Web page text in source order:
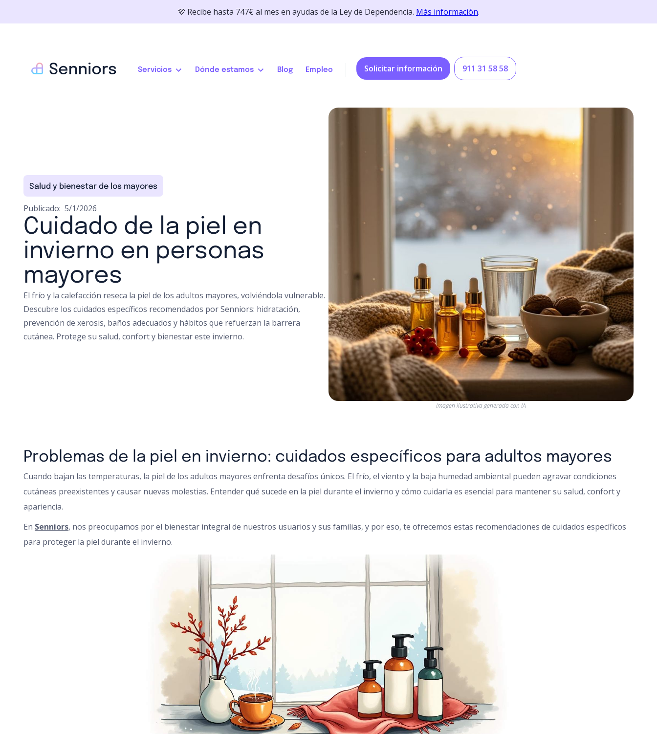
💜 Recibe hasta 747€ al mes en ayudas de la Ley de Dependencia. Más información.
Servicios Dónde estamos Blog Empleo Solicitar información 911 31 58 58
Salud y bienestar de los mayores
Publicado: 5/1/2026
Cuidado de la piel en
invierno en personas
mayores
El frío y la calefacción reseca la piel de los adultos mayores, volviéndola vulnerable.
Descubre los cuidados específicos recomendados por Senniors: hidratación,
prevención de xerosis, baños adecuados y hábitos que refuerzan la barrera
cutánea. Protege su salud, confort y bienestar este invierno.
Imagen ilustrativa generada con IA
Problemas de la piel en invierno: cuidados específicos para adultos mayores
Cuando bajan las temperaturas, la piel de los adultos mayores enfrenta desafíos únicos. El frío, el viento y la baja humedad ambiental pueden agravar condiciones
cutáneas preexistentes y causar nuevas molestias. Entender qué sucede en la piel durante el invierno y cómo cuidarla es esencial para mantener su salud, confort y
apariencia.
En Senniors, nos preocupamos por el bienestar integral de nuestros usuarios y sus familias, y por eso, te ofrecemos estas recomendaciones de cuidados específicos
para proteger la piel durante el invierno.